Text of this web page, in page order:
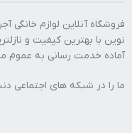
فروشگاه آنلاین لوازم
نوین با بهترین کیفیت و
آماده خدمت رسانی به عموم
ما را در شبکه های اجتماعی